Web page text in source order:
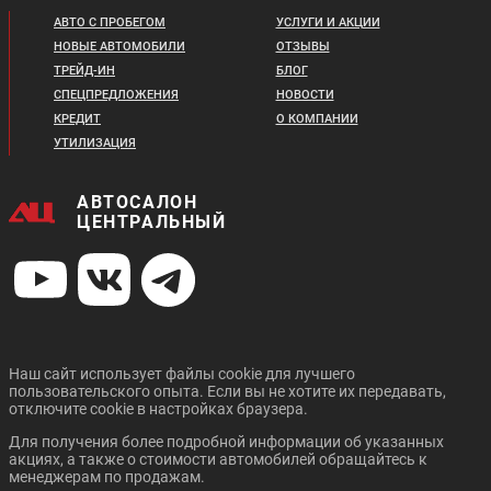
В кредит от:
35 474 ₽/мес.
OPEL GRANDLAND X
Цена от:
1 494 000 ₽
Цена от:
АВТО С ПРОБЕГОМ
НОВЫЕ АВТОМОБИЛИ
ТРЕЙД-ИН
СПЕЦПРЕДЛОЖЕНИЯ
КРЕДИТ
УТИЛИЗАЦИЯ
УСЛУГИ И АКЦИИ
ОТЗЫВЫ
БЛОГ
НОВОСТИ
О КОМПАНИИ
АВТОСАЛОН
ЦЕНТРАЛЬНЫЙ
Наш сайт использует файлы cookie для лучшего
пользовательского опыта. Если вы не хотите их передавать,
отключите cookie в настройках браузера.
Для получения более подробной информации об указанных
акциях, а также о стоимости автомобилей обращайтесь к
менеджерам по продажам.